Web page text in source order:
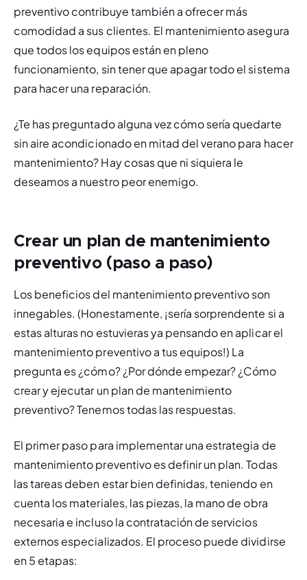
preventivo contribuye también a ofrecer más
comodidad a sus clientes. El mantenimiento asegura
que todos los equipos están en pleno
funcionamiento, sin tener que apagar todo el sistema
para hacer una reparación.
¿Te has preguntado alguna vez cómo sería quedarte
sin aire acondicionado en mitad del verano para hacer
mantenimiento? Hay cosas que ni siquiera le
deseamos a nuestro peor enemigo.
Crear un plan de mantenimiento
preventivo (paso a paso)
Los beneficios del mantenimiento preventivo son
innegables. (Honestamente, ¡sería sorprendente si a
estas alturas no estuvieras ya pensando en aplicar el
mantenimiento preventivo a tus equipos!) La
pregunta es ¿cómo? ¿Por dónde empezar? ¿Cómo
crear y ejecutar un plan de mantenimiento
preventivo? Tenemos todas las respuestas.
El primer paso para implementar una estrategia de
mantenimiento preventivo es definir un plan. Todas
las tareas deben estar bien definidas, teniendo en
cuenta los materiales, las piezas, la mano de obra
necesaria e incluso la contratación de servicios
externos especializados. El proceso puede dividirse
en 5 etapas: